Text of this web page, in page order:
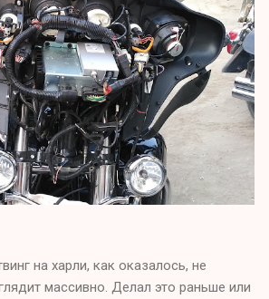
на харли, как оказалось, не
массивно. Делал это раньше или